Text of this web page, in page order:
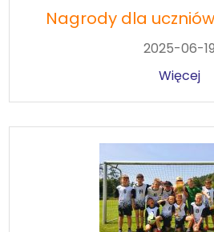
Nagrody dla
2025-06-19
Więcej